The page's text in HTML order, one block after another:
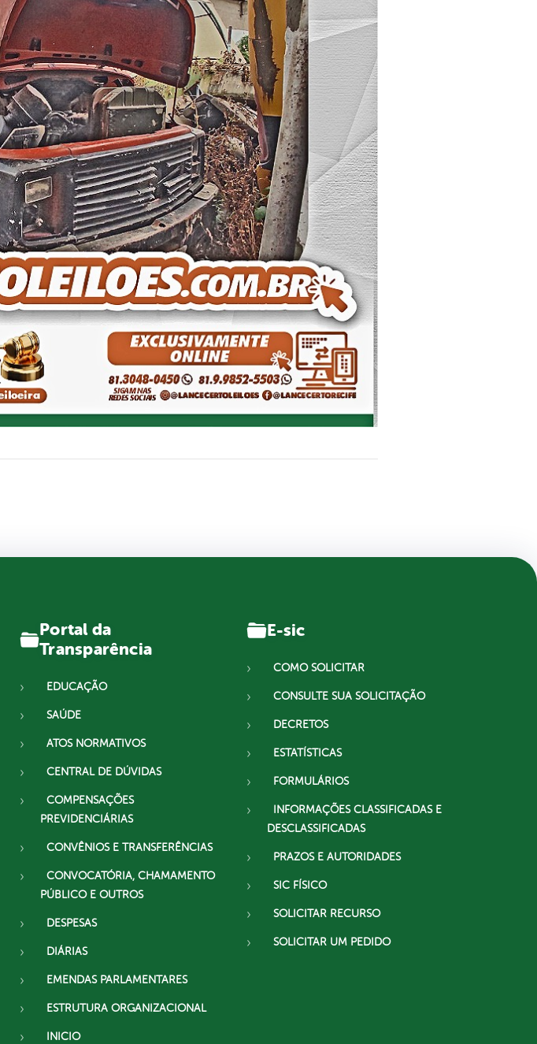
Portal da
Transparência
EDUCAÇÃO
SAÚDE
ATOS NORMATIVOS
CENTRAL DE DÚVIDAS
COMPENSAÇÕES
PREVIDENCIÁRIAS
CONVÊNIOS E TRANSFERÊNCIAS
CONVOCATÓRIA, CHAMAMENTO
PÚBLICO E OUTROS
DESPESAS
DIÁRIAS
EMENDAS PARLAMENTARES
ESTRUTURA ORGANIZACIONAL
INICIO
E-sic
COMO SOLICITAR
CONSULTE SUA SOLICITAÇÃO
DECRETOS
ESTATÍSTICAS
FORMULÁRIOS
INFORMAÇÕES CLASSIFICADAS E
DESCLASSIFICADAS
PRAZOS E AUTORIDADES
SIC FÍSICO
SOLICITAR RECURSO
SOLICITAR UM PEDIDO